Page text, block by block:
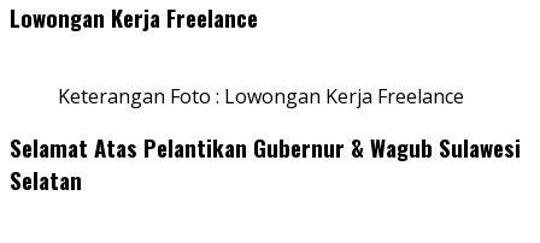
Lowongan Kerja Freelance
Keterangan Foto : Lowongan Kerja Freelance
Selamat Atas Pelantikan Gubernur & Wagub Sulawesi
Selatan